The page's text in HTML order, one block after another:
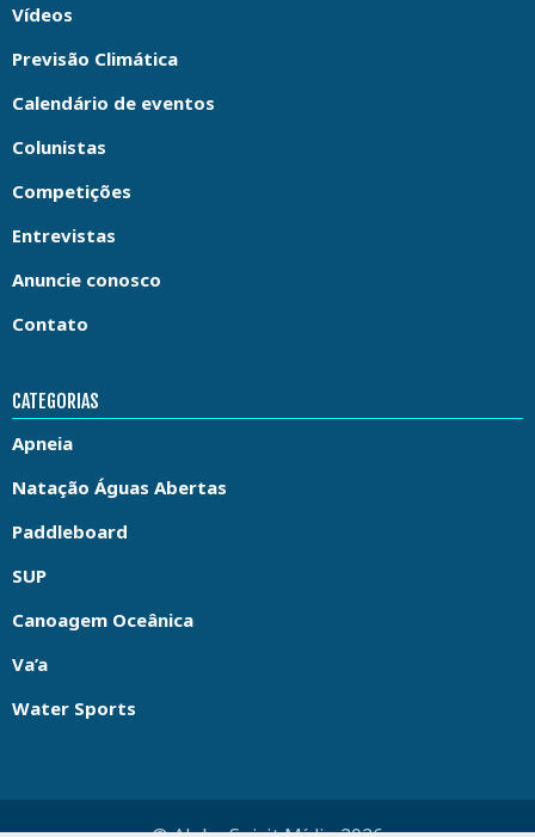
Vídeos
Previsão Climática
Calendário de eventos
Colunistas
Competições
Entrevistas
Anuncie conosco
Contato
CATEGORIAS
Apneia
Natação Águas Abertas
Paddleboard
SUP
Canoagem Oceânica
Va’a
Water Sports